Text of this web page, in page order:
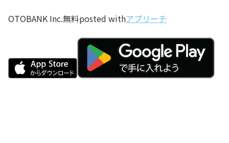
OTOBANK Inc.無料posted withアプリーチ